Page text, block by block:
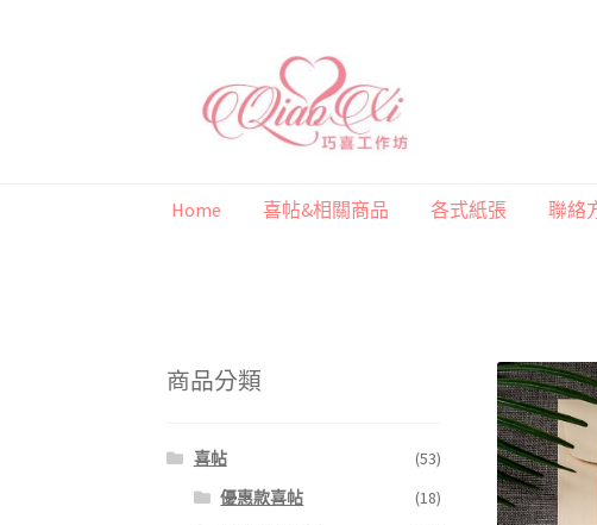
容
Home 喜帖&相關商品 各式紙張 聯絡
商品分類
喜帖
(53)
優惠款喜帖
(18)